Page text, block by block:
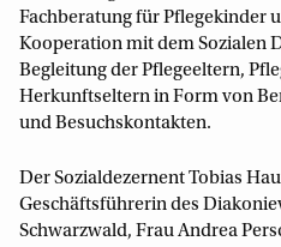
Fachberatung für Pflegekinder
Kooperation mit dem Sozialen
Begleitung der Pflegeeltern,
Herkunftseltern in Form von
und Besuchskontakten.
Der Sozialdezernent Tobias
Geschäftsführerin des
Schwarzwald, Frau Andrea